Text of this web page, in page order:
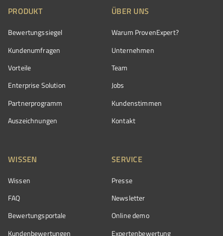
PRODUKT
Bewertungssiegel
Kundenumfragen
Vorteile
Enterprise Solution
Partnerprogramm
Auszeichnungen
ÜBER UNS
Warum ProvenExpert?
Unternehmen
Team
Jobs
Kundenstimmen
Kontakt
WISSEN
Wissen
FAQ
Bewertungsportale
Kundenbewertungen
SERVICE
Presse
Newsletter
Online demo
Expertenbewertung